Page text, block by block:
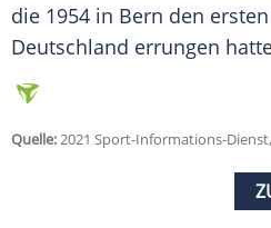
die 1954 in Bern den
Deutschland errungen
Quelle:2021 Sport-Informations-